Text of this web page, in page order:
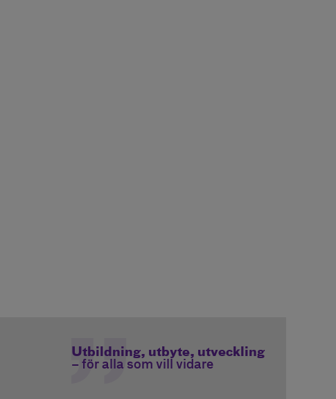
Utbildning, utbyte, utveckling
– för alla som vill vidare